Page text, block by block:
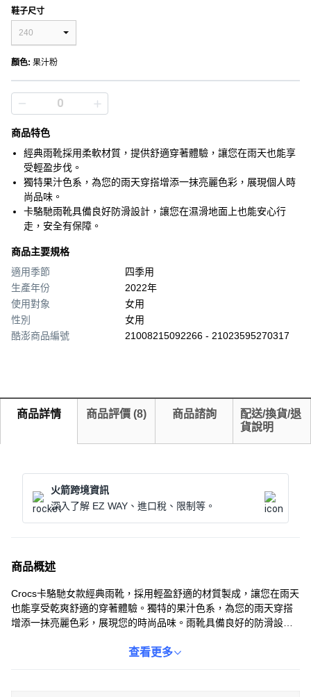
鞋子尺寸
240
顏色: 果汁粉
商品特色
經典雨靴採用柔軟材質，提供舒適穿著體驗，讓您在雨天也能享
受輕盈步伐。
獨特果汁色系，為您的雨天穿搭增添一抹亮麗色彩，展現個人時
尚品味。
卡駱馳雨靴具備良好防滑設計，讓您在濕滑地面上也能安心行
走，安全有保障。
商品主要規格
適用季節
四季用
生產年份
2022年
使用對象
女用
性別
女用
酷澎商品編號
21008215092266 - 21023595270317
商品詳情 商品評價 (8) 商品諮詢
配送/換貨/退
貨說明
火箭跨境資訊
深入了解 EZ WAY、進口稅、限制等。
商品概述
Crocs卡駱馳女款經典雨靴，採用輕盈舒適的材質製成，讓您在雨天
也能享受乾爽舒適的穿著體驗。獨特的果汁色系，為您的雨天穿搭
增添一抹亮麗色彩，展現您的時尚品味。雨靴具備良好的防滑設
通勤還是戶外活動，這款雨靴都是您的理想選擇。讓Crocs卡駱馳雨
查看更多